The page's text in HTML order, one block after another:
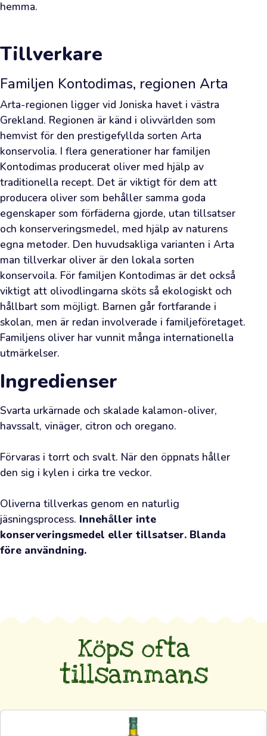
färsk
dig
vår
webbutik.
Vi
har
redan
väntat
på
ditt
besök.
Detta
är
din
direkta
kanal
till
olivodlarnas
lundar
och
din
möjlighet
att
skaffa
färsk
olivolja
sådan
som
odlarna
själva
till
hemma.
Tillverkare
Familjen Kontodimas, regionen Arta
Arta-regionen ligger vid Joniska havet i västra
Grekland. Regionen är känd i olivvärlden som
hemvist för den prestigefyllda sorten Arta
konservolia. I flera generationer har familjen
Kontodimas producerat oliver med hjälp av
traditionella recept. Det är viktigt för dem att
producera oliver som behåller samma goda
egenskaper som förfäderna gjorde, utan tillsatser
och konserveringsmedel, med hjälp av naturens
egna metoder. Den huvudsakliga varianten i Arta
man tillverkar oliver är den lokala sorten
konservoila. För familjen Kontodimas är det också
viktigt att olivodlingarna sköts så ekologiskt och
hållbart som möjligt. Barnen går fortfarande i
skolan, men är redan involverade i familjeföretaget.
Familjens oliver har vunnit många internationella
utmärkelser.
Ingredienser
Svarta urkärnade och skalade kalamon-oliver,
havssalt, vinäger, citron och oregano.
Förvaras i torrt och svalt. När den öppnats håller
den sig i kylen i cirka tre veckor.
Oliverna tillverkas genom en naturlig
jäsningsprocess. Innehåller inte
konserveringsmedel eller tillsatser. Blanda
före användning.
Köps ofta
tillsammans